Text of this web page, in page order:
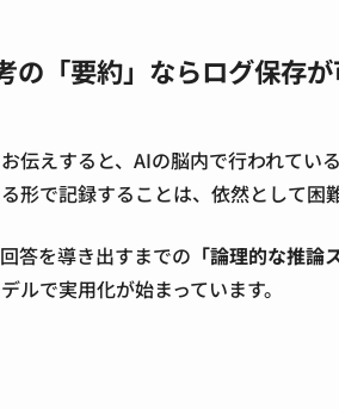
の「要約」ならログ保存
伝えすると、AIの脳内で行われて
形で記録することは、依然として困難
答を導き出すまでの 「論理的な推
ルで実用化が始まっています。